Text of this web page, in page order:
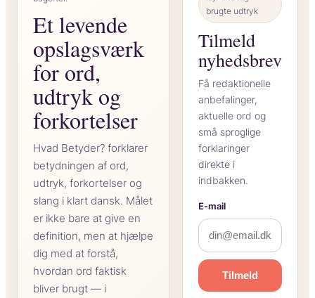
Et levende
opslagsværk
for ord,
udtryk og
forkortelser
Hvad Betyder? forklarer
betydningen af ord,
udtryk, forkortelser og
slang i klart dansk. Målet
er ikke bare at give en
definition, men at hjælpe
dig med at forstå,
hvordan ord faktisk
bliver brugt — i
brugte udtryk
Tilmeld
nyhedsbrev
Få redaktionelle
anbefalinger,
aktuelle ord og
små sproglige
forklaringer
direkte i
indbakken.
E-mail
Tilmeld